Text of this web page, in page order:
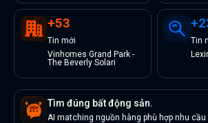
+53
Tin mới
Vinhomes Grand Park -
The Beverly Solari
+
Tin
Tìm đúng bất động sản.
AI matching nguồn hàng phù hợp nhu cầu